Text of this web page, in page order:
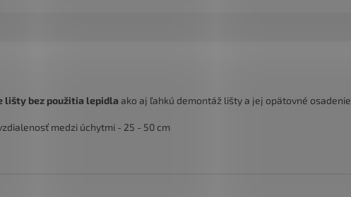
lišty bez použitia lepidla ako aj ľahkú demontáž lišty a jej opätovné
medzi úchytmi - 25 - 50 cm